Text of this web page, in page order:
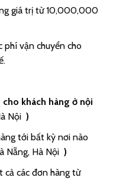
giá trị từ 10,000,000
vận chuyển cho
khách hàng ở nội
Nội )
tới bất kỳ nơi nào
Nẵng, Hà Nội )
cả các đơn hàng từ